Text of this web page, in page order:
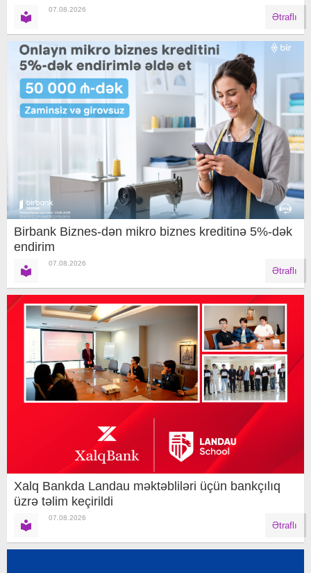
07.08.2026
Ətraflı
Birbank Biznes-dən mikro biznes kreditinə 5%-dək
endirim
07.08.2026
Ətraflı
Xalq Bankda Landau məktəbliləri üçün bankçılıq
üzrə təlim keçirildi
07.08.2026
Ətraflı